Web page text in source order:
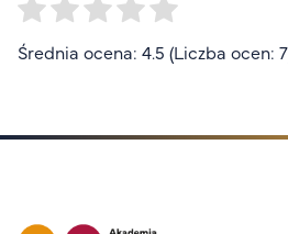
Średnia ocena: 4.5 (Liczba ocen: